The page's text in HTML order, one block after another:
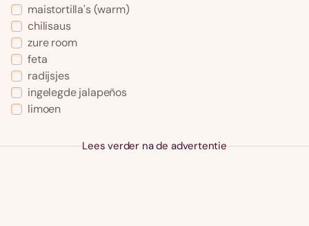
maistortilla's(warm)
chilisaus
zure room
feta
radijsjes
ingelegde jalapeños
limoen
Lees verder na de advertentie